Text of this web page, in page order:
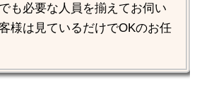
も必要な人員を揃えてお伺い
様は見ているだけでOKのお任